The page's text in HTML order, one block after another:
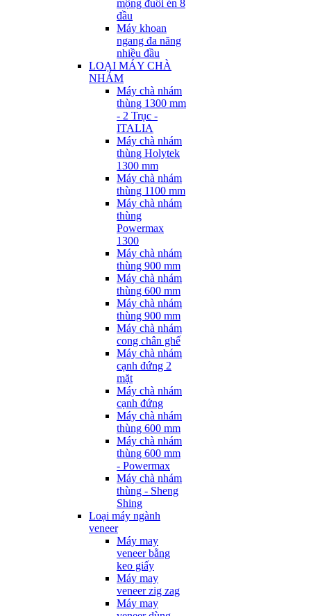
mộng đuôi én 8
đầu
Máy khoan
ngang đa năng
nhiều đầu
LOẠI MÁY CHÀ
NHÁM
Máy chà nhám
thùng 1300 mm
- 2 Trục -
ITALIA
Máy chà nhám
thùng Holytek
1300 mm
Máy chà nhám
thùng 1100 mm
Máy chà nhám
thùng
Powermax
1300
Máy chà nhám
thùng 900 mm
Máy chà nhám
thùng 600 mm
Máy chà nhám
thùng 900 mm
Máy chà nhám
cong chân ghế
Máy chà nhám
cạnh đứng 2
mặt
Máy chà nhám
cạnh đứng
Máy chà nhám
thùng 600 mm
Máy chà nhám
thùng 600 mm
- Powermax
Máy chà nhám
thùng - Sheng
Shing
Loại máy ngành
veneer
Máy may
veneer bằng
keo giấy
Máy may
veneer zig zag
Máy may